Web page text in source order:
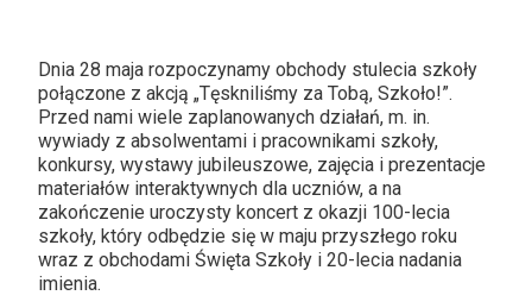
Dnia 28 maja rozpoczynamy obchody stulecia szkoły
połączone z akcją „Tęskniliśmy za Tobą, Szkoło!”.
Przed nami wiele zaplanowanych działań, m. in.
wywiady z absolwentami i pracownikami szkoły,
konkursy, wystawy jubileuszowe, zajęcia i prezentacje
materiałów interaktywnych dla uczniów, a na
zakończenie uroczysty koncert z okazji 100-lecia
szkoły, który odbędzie się w maju przyszłego roku
wraz z obchodami Święta Szkoły i 20-lecia nadania
imienia.